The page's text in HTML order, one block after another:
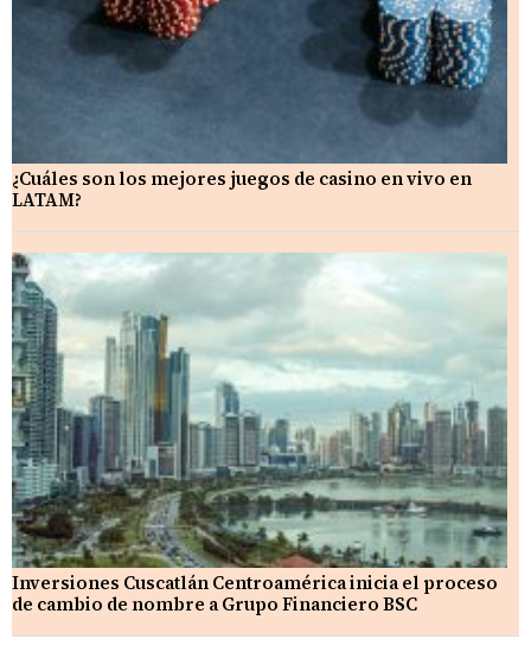
¿Cuáles son los mejores juegos de casino en vivo en
LATAM?
Inversiones Cuscatlán Centroamérica inicia el proceso
de cambio de nombre a Grupo Financiero BSC